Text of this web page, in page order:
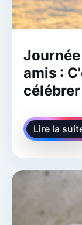
amis :
Lire la